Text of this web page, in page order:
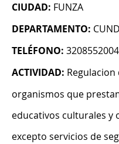
CIUDAD: FUNZA
DEPARTAMENTO:
TELÉFONO: 3208552004
ACTIVIDAD:
organismos que
educativos culturales y
excepto servicios de